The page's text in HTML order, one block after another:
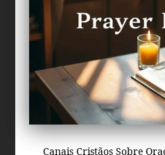
Canais Cristãos Sobre